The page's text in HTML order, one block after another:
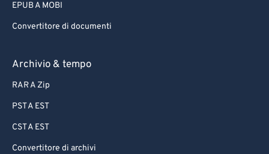
EPUB A MOBI
Convertitore di documenti
Archivio & tempo
RAR A Zip
PST A EST
CST A EST
Convertitore di archivi